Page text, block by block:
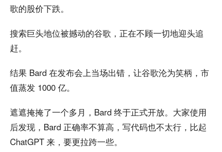
歌的股价下跌。
搜索巨头地位被撼动的谷歌，正在不顾一切地迎头追
赶。
结果 Bard 在发布会上当场出错，让谷歌沦为笑柄，市
值蒸发 1000 亿。
遮遮掩掩了一个多月，Bard 终于正式开放。大家使用
后发现，Bard 正确率不算高，写代码也不太行，比起
ChatGPT 来，要更拉跨一些。